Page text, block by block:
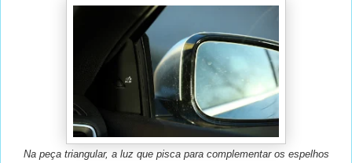
Na peça triangular, a luz que pisca para complementar os espelhos